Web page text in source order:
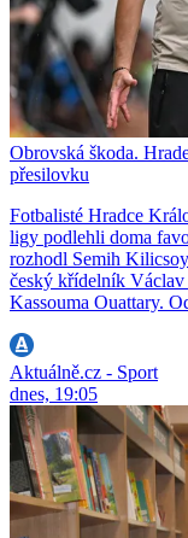
Obrovská škoda.
přesilovku
Fotbalisté Hradce
ligy podlehli doma
rozhodl Semih
český křídelník
Kassouma Ouattary.
Aktuálně.cz - Sport
dnes, 19:05